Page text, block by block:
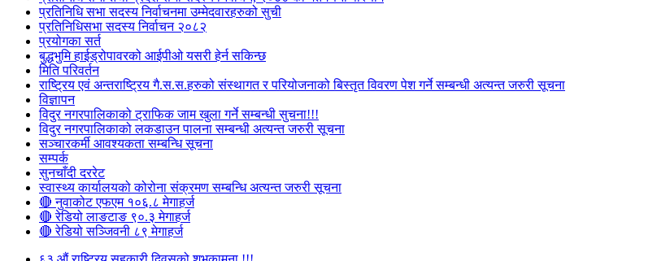
प्रतिनिधि सभा सदस्य निर्वाचनमा उम्मेदवारहरुको सुची
प्रतिनिधिसभा सदस्य निर्वाचन २०८२
प्रयोगका सर्त
बुद्धभुमि हाईड्रोपावरको आईपीओ यसरी हेर्न सकिन्छ
मिति परिवर्तन
राष्ट्रिय एवं अन्तराष्ट्रिय गै.स.स.हरुको संस्थागत र परियोजनाको बिस्तृत विवरण पेश गर्ने सम्बन्धी अत्यन्त जरुरी सूचना
विज्ञापन
विदुर नगरपालिकाको ट्राफिक जाम खुला गर्ने सम्बन्धी सुचना!!!
विदुर नगरपालिकाको लकडाउन पालना सम्बन्धी अत्यन्त जरुरी सूचना
सञ्चारकर्मी आवश्यकता सम्बन्धि सूचना
सम्पर्क
सुनचाँदी दररेट
स्वास्थ्य कार्यालयको कोरोना संक्रमण सम्बन्धि अत्यन्त जरुरी सूचना
🔴 नुवाकोट एफएम १०६.८ मेगाहर्ज
🔴 रेडियो लाङटाङ ९०.३ मेगाहर्ज
🔴 रेडियो सञ्जिवनी ८९ मेगाहर्ज